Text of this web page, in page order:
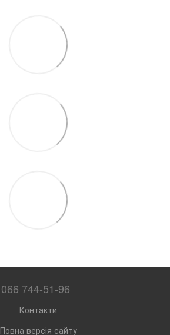
066 744-51-96
Контакти
Повна версія сайту